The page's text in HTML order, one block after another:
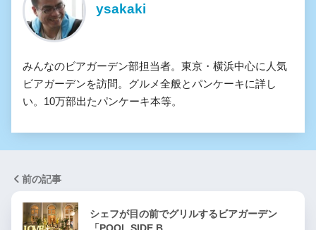
ysakaki
みんなのビアガーデン部担当者。東京・横浜中心に人気
ビアガーデンを訪問。グルメ全般とパンケーキに詳し
い。10万部出たパンケーキ本等。
前の記事
シェフが目の前でグリルするビアガーデン